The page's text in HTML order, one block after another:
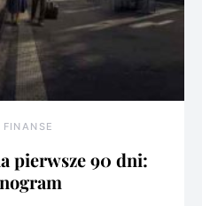
pierwsze 90 dni: